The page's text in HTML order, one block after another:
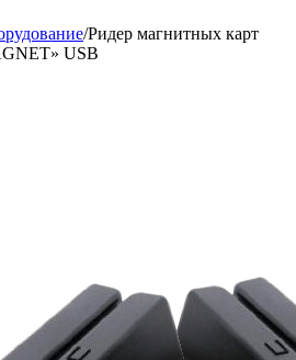
/Ридер магнитных карт
USB